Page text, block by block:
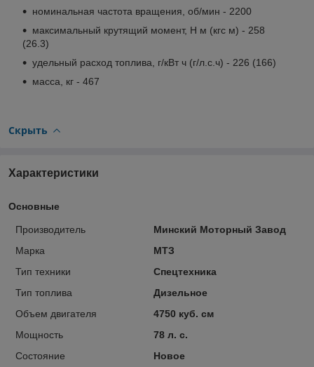
номинальная частота вращения, об/мин - 2200
максимальный крутящий момент, Н м (кгс м) - 258
(26.3)
удельный расход топлива, г/кВт ч (г/л.с.ч) - 226 (166)
масса, кг - 467
Скрыть
Характеристики
Основные
Производитель
Минский Моторный Завод
Марка
МТЗ
Тип техники
Спецтехника
Тип топлива
Дизельное
Объем двигателя
4750 куб. см
Мощность
78 л. с.
Состояние
Новое